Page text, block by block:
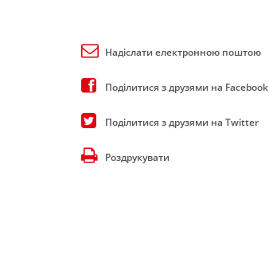
Надіслати електронною поштою
Поділитися з друзями на Facebook
Поділитися з друзями на Twitter
Роздрукувати